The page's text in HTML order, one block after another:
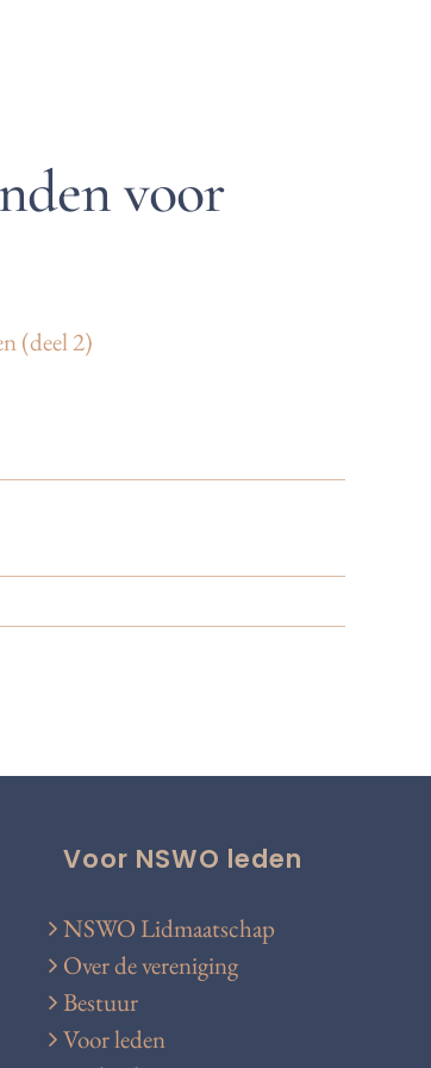
voor
(deel 2)
Voor NSWO leden
NSWO Lidmaatschap
Over de vereniging
Bestuur
Voor leden